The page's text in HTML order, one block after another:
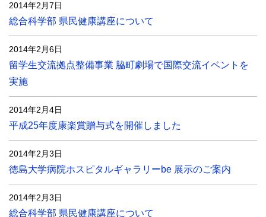
2014年2月7日
総合科学部 県民健康講座について
2014年2月6日
留学生交流拠点整備事業 脇町劇場で国際交流イベントを
実施
2014年2月4日
平成25年度康楽賞贈与式を開催しました
2014年2月3日
徳島大学病院ホスピタルギャラリーbe 展示のご案内
2014年2月3日
総合科学部 県民健康講座について